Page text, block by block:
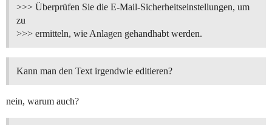
>>> Überprüfen Sie die E-Mail-Sicherheitseinstellungen, um
zu
>>> ermitteln, wie Anlagen gehandhabt werden.
Kann man den Text irgendwie editieren?
nein, warum auch?